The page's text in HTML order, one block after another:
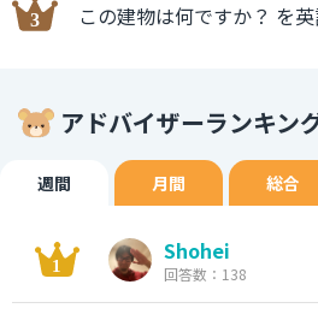
この建物は何ですか？ を
アドバイザーランキン
週間 月間 総合
Shohei
回答数：138